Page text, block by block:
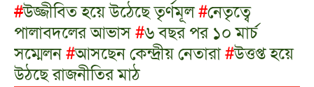
#উজ্জীবিত হয়ে উঠেছে তৃর্ণমূল#নেতৃত্বে
পালাবদলের আভাস#৬ বছর পর ১০ মার্চ
সম্মেলন#আসছেন কেন্দ্রীয় নেতারা#উত্তপ্ত হয়ে
উঠছে রাজনীতির মাঠ